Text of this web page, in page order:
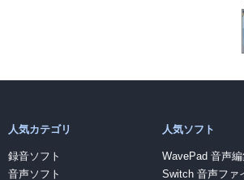
人気カテゴリ
録音ソフト
音声ソフト
人気ソフト
WavePad 音声編
Switch 音声ファ